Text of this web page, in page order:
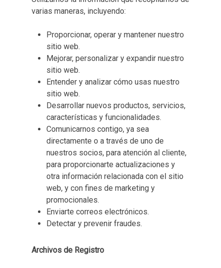
varias maneras, incluyendo:
Proporcionar, operar y mantener nuestro
sitio web.
Mejorar, personalizar y expandir nuestro
sitio web.
Entender y analizar cómo usas nuestro
sitio web.
Desarrollar nuevos productos, servicios,
características y funcionalidades.
Comunicarnos contigo, ya sea
directamente o a través de uno de
nuestros socios, para atención al cliente,
para proporcionarte actualizaciones y
otra información relacionada con el sitio
web, y con fines de marketing y
promocionales.
Enviarte correos electrónicos.
Detectar y prevenir fraudes.
Archivos de Registro